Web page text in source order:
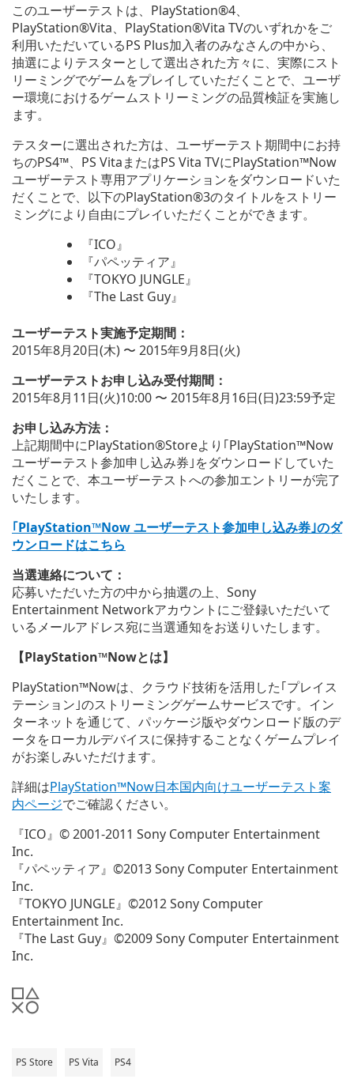
このユーザーテストは、PlayStation®4、
PlayStation®Vita、PlayStation®Vita TVのいずれかをご
利用いただいているPS Plus加入者のみなさんの中から、
抽選によりテスターとして選出された方々に、実際にスト
リーミングでゲームをプレイしていただくことで、ユーザ
ー環境におけるゲームストリーミングの品質検証を実施し
ます。
テスターに選出された方は、ユーザーテスト期間中にお持
ちのPS4™、PS VitaまたはPS Vita TVにPlayStation™Now
ユーザーテスト専用アプリケーションをダウンロードいた
だくことで、以下のPlayStation®3のタイトルをストリー
ミングにより自由にプレイいただくことができます。
『ICO』
『パペッティア』
『TOKYO JUNGLE』
『The Last Guy』
ユーザーテスト実施予定期間：
2015年8月20日(木) 〜 2015年9月8日(火)
ユーザーテストお申し込み受付期間：
2015年8月11日(火)10:00 〜 2015年8月16日(日)23:59予定
お申し込み方法：
上記期間中にPlayStation®Storeより｢PlayStation™Now
ユーザーテスト参加申し込み券｣をダウンロードしていた
だくことで、本ユーザーテストへの参加エントリーが完了
いたします。
｢PlayStation™Now ユーザーテスト参加申し込み券｣のダ
ウンロードはこちら
当選連絡について：
応募いただいた方の中から抽選の上、Sony
Entertainment Networkアカウントにご登録いただいて
いるメールアドレス宛に当選通知をお送りいたします。
【PlayStation™Nowとは】
PlayStation™Nowは、クラウド技術を活用した｢プレイス
テーション｣のストリーミングゲームサービスです。イン
ターネットを通じて、パッケージ版やダウンロード版のデ
ータをローカルデバイスに保持することなくゲームプレイ
がお楽しみいただけます。
詳細はPlayStation™Now日本国内向けユーザーテスト案
内ページでご確認ください。
『ICO』© 2001-2011 Sony Computer Entertainment
Inc.
『パペッティア』©2013 Sony Computer Entertainment
Inc.
『TOKYO JUNGLE』©2012 Sony Computer
Entertainment Inc.
『The Last Guy』©2009 Sony Computer Entertainment
Inc.
PS Store PS Vita PS4